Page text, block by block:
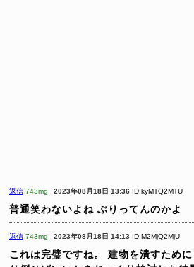
返信 743mg 2023年08月18日 13:36 ID:kyMTQ2MTU
普通笑わないよね ぶりってんのかよ
返信 743mg 2023年08月18日 14:13 ID:M2MjQ2MjU
これは完璧ですね。
建物を潰すため